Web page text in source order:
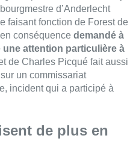
d’Anderlecht
faisant fonction de Forest de
conséquence demandé à
une attention particulière à
de Charles Picqué fait aussi
un commissariat
incident qui a participé à
de plus en